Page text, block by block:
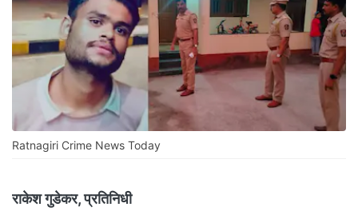
Ratnagiri Crime News Today
राकेश गुडेकर, प्रतिनिधी